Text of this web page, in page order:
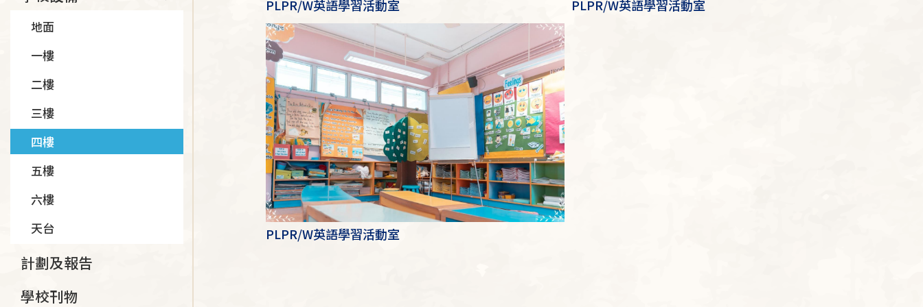
PLPR/W英語學習活動室 PLPR/W英語學習活動室
PLPR/W英語學習活動室
地面
一樓
二樓
三樓
四樓
五樓
六樓
天台
計劃及報告
學校刊物